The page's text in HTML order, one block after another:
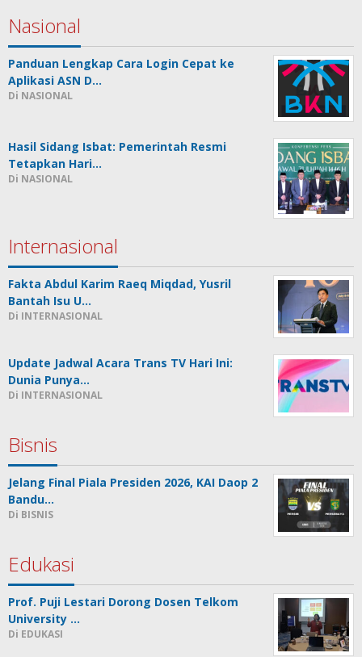
Nasional
Panduan Lengkap Cara Login Cepat ke
Aplikasi ASN D…
Di NASIONAL
Hasil Sidang Isbat: Pemerintah Resmi
Tetapkan Hari…
Di NASIONAL
Internasional
Fakta Abdul Karim Raeq Miqdad, Yusril
Bantah Isu U…
Di INTERNASIONAL
Update Jadwal Acara Trans TV Hari Ini:
Dunia Punya…
Di INTERNASIONAL
Bisnis
Jelang Final Piala Presiden 2026, KAI Daop 2
Bandu…
Di BISNIS
Edukasi
Prof. Puji Lestari Dorong Dosen Telkom
University …
Di EDUKASI